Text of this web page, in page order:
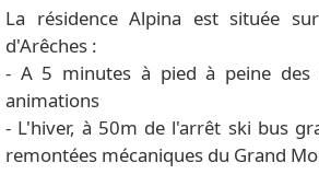
La résidence Alpina est située
d'Arêches :
- A 5 minutes à pied à peine des
animations
- L'hiver, à 50m de l'arrêt ski bus
remontées mécaniques du Grand